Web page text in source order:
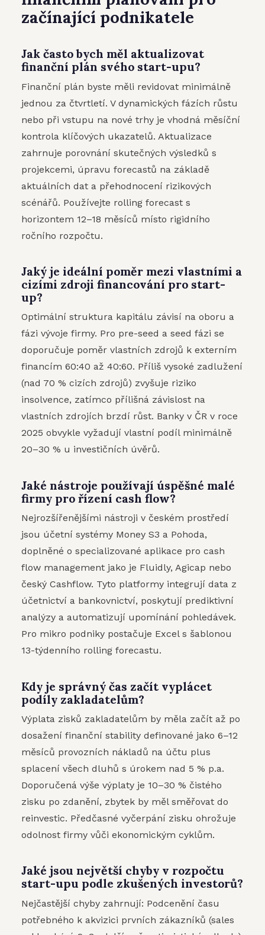
začínající podnikatele
Jak často bych měl aktualizovat
finanční plán svého start-upu?
Finanční plán byste měli revidovat minimálně
jednou za čtvrtletí. V dynamických fázích růstu
nebo při vstupu na nové trhy je vhodná měsíční
kontrola klíčových ukazatelů. Aktualizace
zahrnuje porovnání skutečných výsledků s
projekcemi, úpravu forecastů na základě
aktuálních dat a přehodnocení rizikových
scénářů. Používejte rolling forecast s
horizontem 12–18 měsíců místo rigidního
ročního rozpočtu.
Jaký je ideální poměr mezi vlastními a
cizími zdroji financování pro start-
up?
Optimální struktura kapitálu závisí na oboru a
fázi vývoje firmy. Pro pre-seed a seed fázi se
doporučuje poměr vlastních zdrojů k externím
financím 60:40 až 40:60. Příliš vysoké zadlužení
(nad 70 % cizích zdrojů) zvyšuje riziko
insolvence, zatímco přílišná závislost na
vlastních zdrojích brzdí růst. Banky v ČR v roce
2025 obvykle vyžadují vlastní podíl minimálně
20–30 % u investičních úvěrů.
Jaké nástroje používají úspěšné malé
firmy pro řízení cash flow?
Nejrozšířenějšími nástroji v českém prostředí
jsou účetní systémy Money S3 a Pohoda,
doplněné o specializované aplikace pro cash
flow management jako je Fluidly, Agicap nebo
český Cashflow. Tyto platformy integrují data z
účetnictví a bankovnictví, poskytují prediktivní
analýzy a automatizují upomínání pohledávek.
Pro mikro podniky postačuje Excel s šablonou
13-týdenního rolling forecastu.
Kdy je správný čas začít vyplácet
podíly zakladatelům?
Výplata zisků zakladatelům by měla začít až po
dosažení finanční stability definované jako 6–12
měsíců provozních nákladů na účtu plus
splacení všech dluhů s úrokem nad 5 % p.a.
Doporučená výše výplaty je 10–30 % čistého
zisku po zdanění, zbytek by měl směřovat do
reinvestic. Předčasné vyčerpání zisku ohrožuje
odolnost firmy vůči ekonomickým cyklům.
Jaké jsou největší chyby v rozpočtu
start-upu podle zkušených investorů?
Nejčastější chyby zahrnují: Podcenění času
potřebného k akvizici prvních zákazníků (sales